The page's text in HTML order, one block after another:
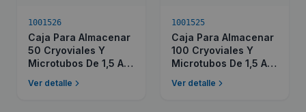
1001526
Caja Para Almacenar
50 Cryoviales Y
Microtubos De 1,5 A 2
Ver detalle
1001525
Caja Para Almacenar
100 Cryoviales Y
Microtubos De 1,5 A 2
Ver detalle